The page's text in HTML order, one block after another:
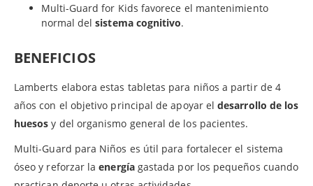
Multi-Guard for Kids favorece el mantenimiento
normal delsistema cognitivo.
BENEFICIOS
Lamberts elabora estas tabletas para niños a partir de 4
años con el objetivo principal de apoyar eldesarrollo de los
huesos y del organismo general de los pacientes.
Multi-Guard para Niños es útil para fortalecer el sistema
óseo y reforzar laenergía gastada por los pequeños cuando